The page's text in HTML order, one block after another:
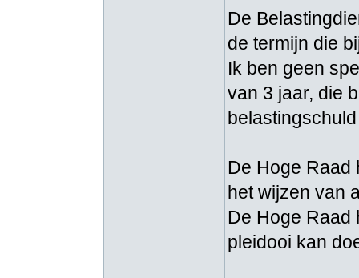
De
de termijn die
Ik ben geen
van 3 jaar, die
De Hoge Raad
het wijzen van
De Hoge Raad
pleidooi kan